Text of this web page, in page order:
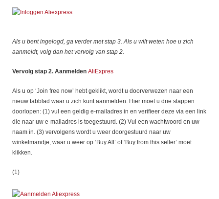
Als u bent ingelogd, ga verder met stap 3. Als u wilt weten hoe u zich
aanmeldt, volg dan het vervolg van stap 2.
Vervolg stap 2. Aanmelden AliExpres
Als u op ‘Join free now’ hebt geklikt, wordt u doorverwezen naar een
nieuw tabblad waar u zich kunt aanmelden. Hier moet u drie stappen
doorlopen: (1) vul een geldig e-mailadres in en verifieer deze via een link
die naar uw e-mailadres is toegestuurd. (2) Vul een wachtwoord en uw
naam in. (3) vervolgens wordt u weer doorgestuurd naar uw
winkelmandje, waar u weer op ‘Buy All’ of ‘Buy from this seller’ moet
klikken.
(1)